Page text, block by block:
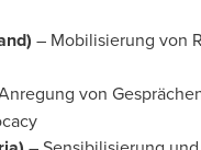
– Mobilisierung von
von